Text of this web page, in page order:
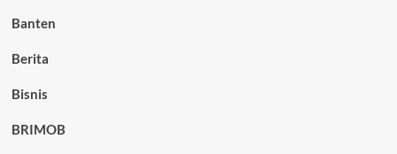
Banten
Berita
Bisnis
BRIMOB